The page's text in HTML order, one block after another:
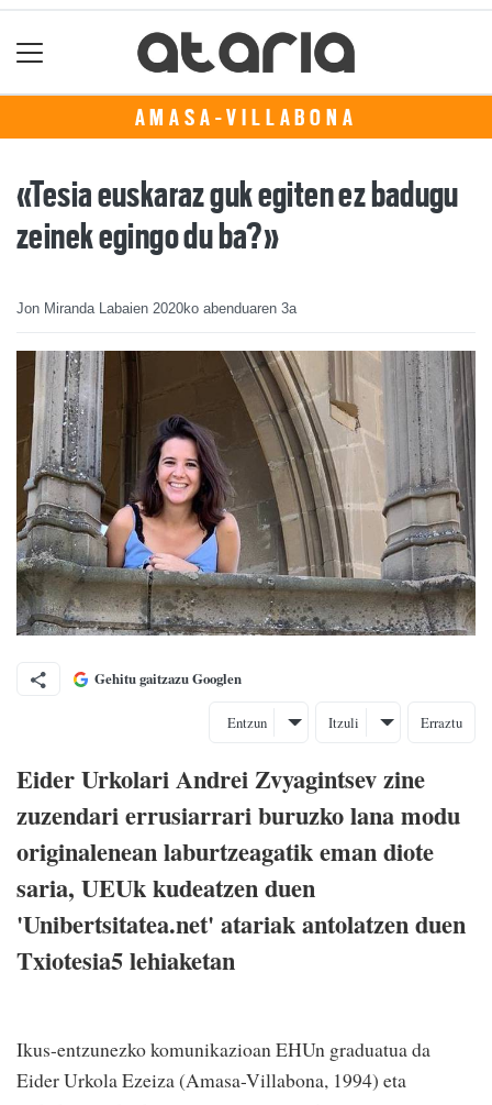
AMASA-VILLABONA
«Tesia euskaraz guk egiten ez badugu
zeinek egingo du ba?»
Jon Miranda Labaien 2020ko abenduaren 3a
Gehitu gaitzazu Googlen
Entzun Itzuli Erraztu
Eider Urkolari Andrei Zvyagintsev zine
zuzendari errusiarrari buruzko lana modu
originalenean laburtzeagatik eman diote
saria, UEUk kudeatzen duen
'Unibertsitatea.net' atariak antolatzen duen
Txiotesia5 lehiaketan
Ikus-entzunezko komunikazioan EHUn graduatua da
Eider Urkola Ezeiza (Amasa-Villabona, 1994) eta